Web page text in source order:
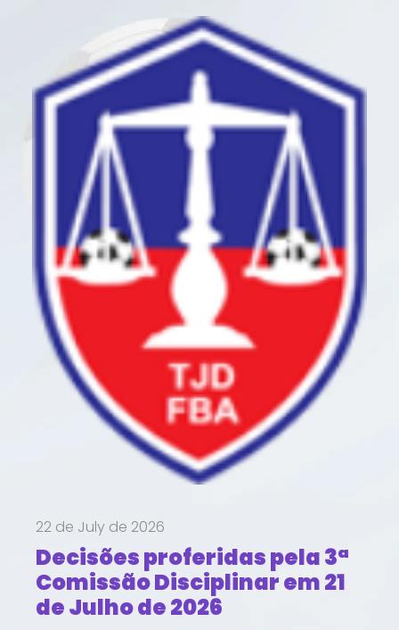
22 de July de 2026
Decisões proferidas pela 3ª
Comissão Disciplinar em 21
de Julho de 2026